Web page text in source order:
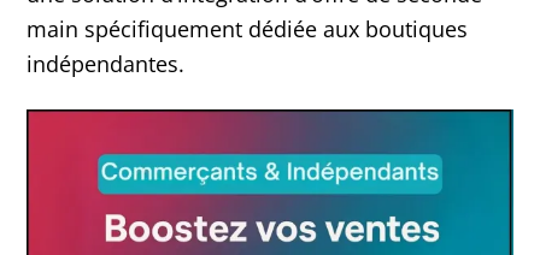
main spécifiquement dédiée aux boutiques
indépendantes.